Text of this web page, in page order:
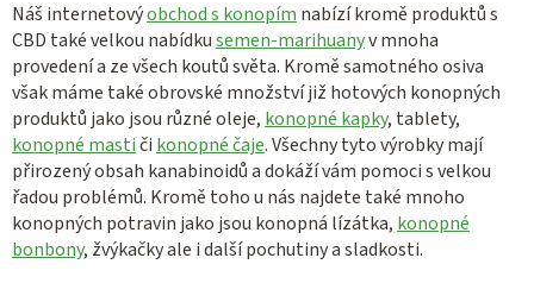
Náš internetovýobchod s konopím nabízí kromě produktů s
CBD také velkou nabídkusemen-marihuanyv mnoha
provedení a ze všech koutů světa. Kromě samotného osiva
však máme také obrovské množství již hotových konopných
produktů jako jsou různé oleje, konopné kapky, tablety,
konopné mastiči konopné čaje. Všechny tyto výrobky mají
přirozený obsah kanabinoidů a dokáží vám pomoci s velkou
řadou problémů. Kromě toho u nás najdete také mnoho
konopných potravin jako jsou konopná lízátka, konopné
bonbony, žvýkačky ale i další pochutiny a sladkosti.